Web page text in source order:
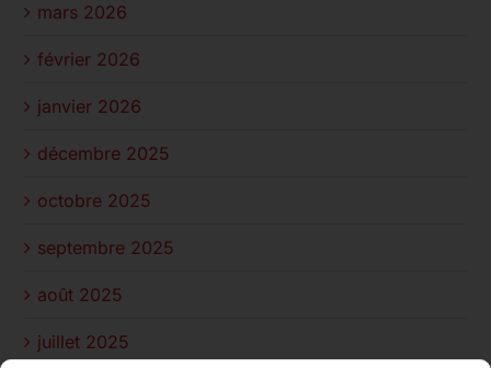
mars 2026
février 2026
janvier 2026
décembre 2025
octobre 2025
septembre 2025
août 2025
juillet 2025